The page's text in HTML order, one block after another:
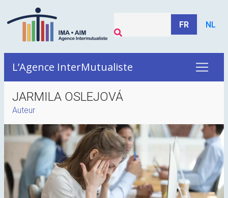
FR NL
L’Agence InterMutualiste
JARMILA OSLEJOVÁ
Auteur